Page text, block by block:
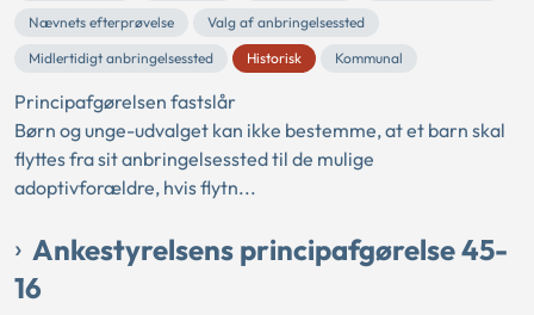
Nævnets efterprøvelse
Valg af anbringelsessted
Midlertidigt anbringelsessted
Historisk Kommunal
Principafgørelsen fastslår
Børn og unge-udvalget kan ikke bestemme, at et barn skal
flyttes fra sit anbringelsessted til de mulige
adoptivforældre, hvis flytn...
Ankestyrelsens principafgørelse 45-
16